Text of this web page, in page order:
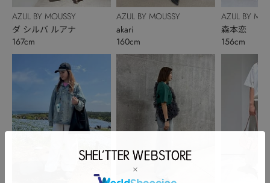
AZUL BY MOUSSY
ダ シルバ ルアナ
167cm
AZUL BY MOUSSY
akari
160cm
AZUL BY
森本恋
156cm